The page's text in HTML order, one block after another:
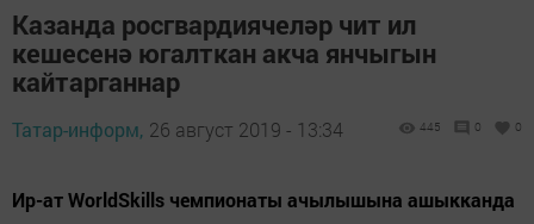
Казанда росгвардиячеләр чит ил
кешесенә югалткан акча янчыгын
кайтарганнар
Татар-информ, 26 август 2019 - 13:34 445 0 0
Ир-ат WorldSkills чемпионаты ачылышына ашыкканда